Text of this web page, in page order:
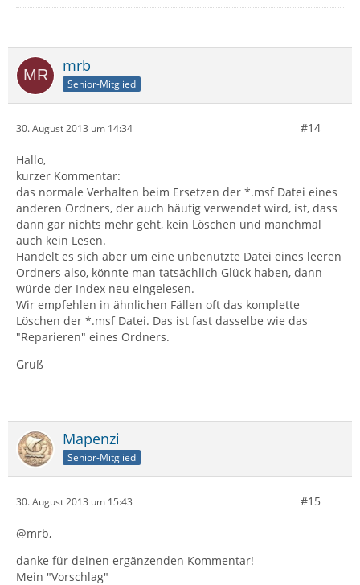
mrb
Senior-Mitglied
30. August 2013 um 14:34 #14
Hallo,
kurzer Kommentar:
das normale Verhalten beim Ersetzen der *.msf Datei eines
anderen Ordners, der auch häufig verwendet wird, ist, dass
dann gar nichts mehr geht, kein Löschen und manchmal
auch kein Lesen.
Handelt es sich aber um eine unbenutzte Datei eines leeren
Ordners also, könnte man tatsächlich Glück haben, dann
würde der Index neu eingelesen.
Wir empfehlen in ähnlichen Fällen oft das komplette
Löschen der *.msf Datei. Das ist fast dasselbe wie das
"Reparieren" eines Ordners.
Gruß
Mapenzi
Senior-Mitglied
30. August 2013 um 15:43 #15
@mrb,
danke für deinen ergänzenden Kommentar!
Mein "Vorschlag"